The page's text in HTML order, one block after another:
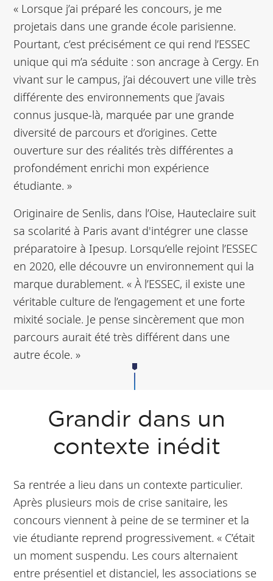
« Lorsque j’ai préparé les concours, je me
projetais dans une grande école parisienne.
Pourtant, c’est précisément ce qui rend l’ESSEC
unique qui m’a séduite : son ancrage à Cergy. En
vivant sur le campus, j’ai découvert une ville très
différente des environnements que j’avais
connus jusque-là, marquée par une grande
diversité de parcours et d’origines. Cette
ouverture sur des réalités très différentes a
profondément enrichi mon expérience
étudiante. »
Originaire de Senlis, dans l’Oise, Hauteclaire suit
sa scolarité à Paris avant d'intégrer une classe
préparatoire à Ipesup. Lorsqu’elle rejoint l’ESSEC
en 2020, elle découvre un environnement qui la
marque durablement. « À l’ESSEC, il existe une
véritable culture de l’engagement et une forte
mixité sociale. Je pense sincèrement que mon
parcours aurait été très différent dans une
autre école. »
Grandir dans un
contexte inédit
Sa rentrée a lieu dans un contexte particulier.
Après plusieurs mois de crise sanitaire, les
concours viennent à peine de se terminer et la
vie étudiante reprend progressivement. « C’était
un moment suspendu. Les cours alternaient
entre présentiel et distanciel, les associations se